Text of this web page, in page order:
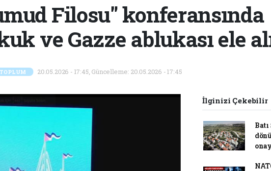
Filosu" konferansında
ve Gazze ablukası ele
20.05.2026 - 17:45, Güncelleme: 20.05.2026 - 17:45
İlginizi Çekebilir